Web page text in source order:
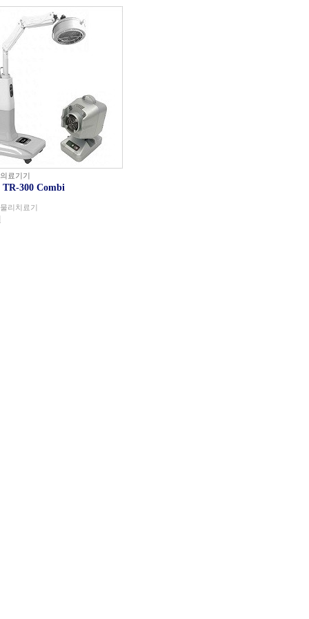
료기기
300 Combi
리치료기